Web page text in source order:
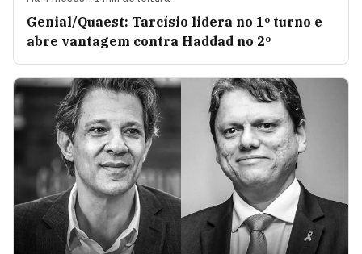
Genial/Quaest: Tarcísio lidera no 1º turno e
abre vantagem contra Haddad no 2º